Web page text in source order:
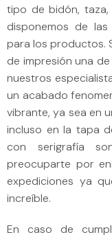
tipo de bidón,
disponemos de
para los productos.
de impresión una
nuestros
un acabado
vibrante, ya sea en
incluso en la tapa
con serigrafía
preocuparte por
expediciones ya
increíble.
En caso de